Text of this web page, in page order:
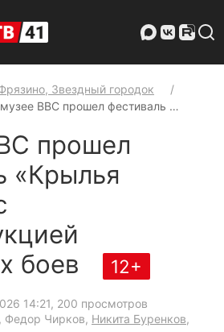
Звездный городок
ВВС прошел фестиваль …
прошел
«Крылья
боев
12+
14:21, 200 просмотров
Федор Чирков, Никита Буренков,